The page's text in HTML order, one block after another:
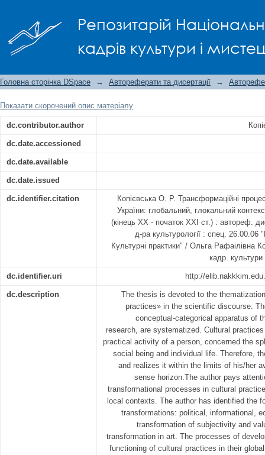
Репозитарій
кадрів культури і
ГЛОБАЛЬНИЙ, ГЛОКАЛЬНИЙ
XX - ПОЧАТОК XXI СТ.)
Головна сторінка DSpace → Автореферати та дисертації →
Показати скорочений опис матеріалу
dc.contributor.author
dc.date.accessioned
dc.date.available
dc.date.issued
dc.identifier.citation
Копієвська О. Р. Трансформаційні
України: глобальний, глокальний
(кінець XX - початок XXI ст.) : автореф.
д-ра культурології : спец. 26.00.06
Культурні практики" / Ольга Рафаілівна
кадр.
dc.identifier.uri http://
dc.description
The thesis is devoted to the
practices» in the scientific discourse.
conceptual-categorical apparatus of
research, are systematized. Cultural
practical activity of a person, concerned the
social being and individual life. Therefore,
and realizes it within the limits of his/her
sense horizon.The author pays
transformational processes in cultural
local contexts. The author has identified the
transformations: political, informational,
transformation of subjectivity and
transformation in art. The processes of
functioning of cultural practices in their